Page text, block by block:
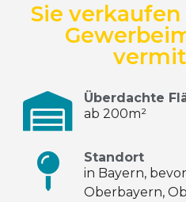
Sie
Überdachte
ab 200m²
Standort
in Bayern,
Oberbayern,